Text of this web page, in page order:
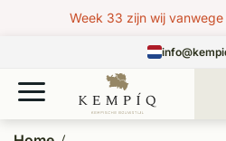
Week 33 zijn wij